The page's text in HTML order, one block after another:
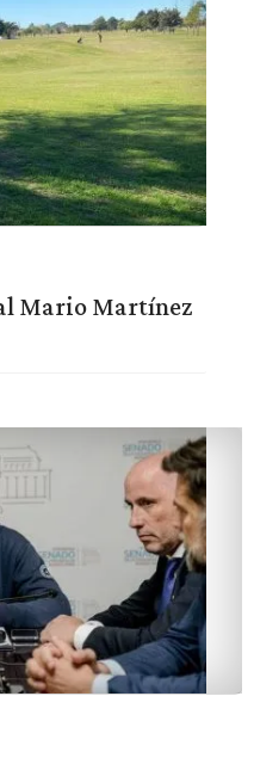
Mario Martínez